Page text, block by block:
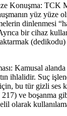
Konuşma: TCK
yüz yüze
dinlenmesi
bir cihaz
(dedikodu)
Kamusal alanda
ihlalidir. Suç
bu tür gizli ses
ve boşanma
olarak